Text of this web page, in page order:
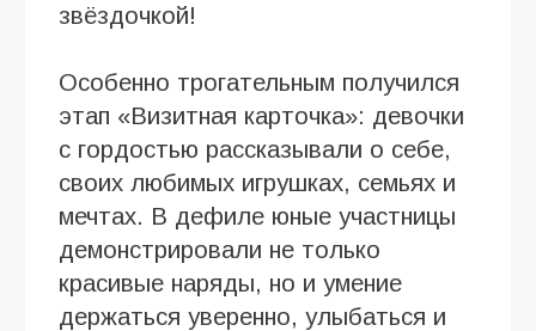
звёздочкой!
Особенно трогательным получился
этап «Визитная карточка»: девочки
с гордостью рассказывали о себе,
своих любимых игрушках, семьях и
мечтах. В дефиле юные участницы
демонстрировали не только
красивые наряды, но и умение
держаться уверенно, улыбаться и